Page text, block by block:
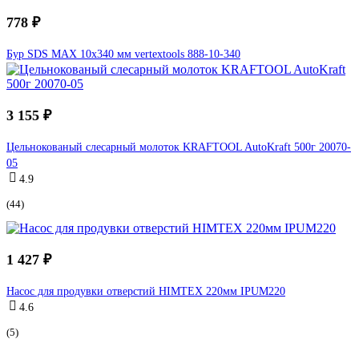
778 ₽
Бур SDS MAX 10x340 мм vertextools 888-10-340
3 155 ₽
Цельнокованый слесарный молоток KRAFTOOL AutoKraft 500г 20070-
05
4.9
(44)
1 427 ₽
Насос для продувки отверстий HIMTEX 220мм IPUM220
4.6
(5)